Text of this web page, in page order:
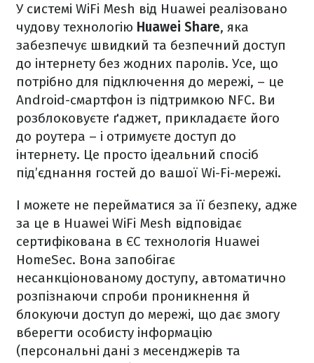
У системі WiFi Mesh від Huawei реалізовано
чудову технологію Huawei Share, яка
забезпечує швидкий та безпечний доступ
до інтернету без жодних паролів. Усе, що
потрібно для підключення до мережі, – це
Android-смартфон із підтримкою NFC. Ви
розблоковуєте ґаджет, прикладаєте його
до роутера – і отримуєте доступ до
інтернету. Це просто ідеальний спосіб
під’єднання гостей до вашої Wi-Fi-мережі.
І можете не перейматися за її безпеку, адже
за це в Huawei WiFi Mesh відповідає
сертифікована в ЄС технологія Huawei
HomeSec. Вона запобігає
несанкціонованому доступу, автоматично
розпізнаючи спроби проникнення й
блокуючи доступ до мережі, що дає змогу
вберегти особисту інформацію
(персональні дані з месенджерів та